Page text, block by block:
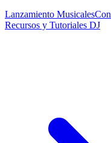
Lanzamiento Musicales
Recursos y Tutoriales DJ